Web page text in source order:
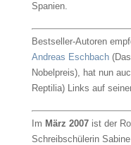
Spanien.
Bestseller-Autoren
Andreas Eschbach(Das
Nobelpreis), hat nun
Reptilia) Links auf
Im März 2007ist der
Schreibschülerin